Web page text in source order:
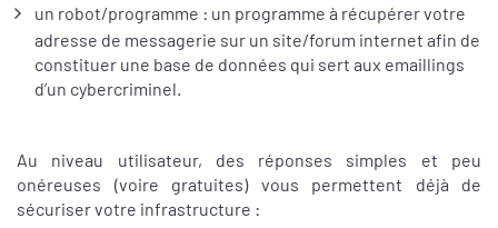
un robot/programme : un programme à récupérer votre
adresse de messagerie sur un site/forum internet afin de
constituer une base de données qui sert aux emaillings
d’un cybercriminel.
Au niveau utilisateur, des réponses simples et peu
onéreuses (voire gratuites) vous permettent déjà de
sécuriser votre infrastructure :